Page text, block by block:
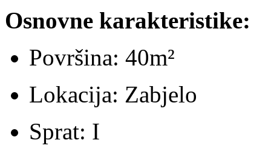
Osnovne karakteristike:
Površina: 40m²
Lokacija: Zabjelo
Sprat: I